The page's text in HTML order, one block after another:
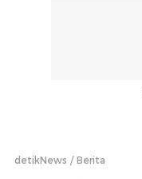
detikNews Berita